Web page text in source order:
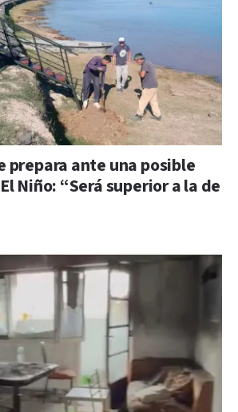
prepara ante una posible
Niño: “Será superior a la de